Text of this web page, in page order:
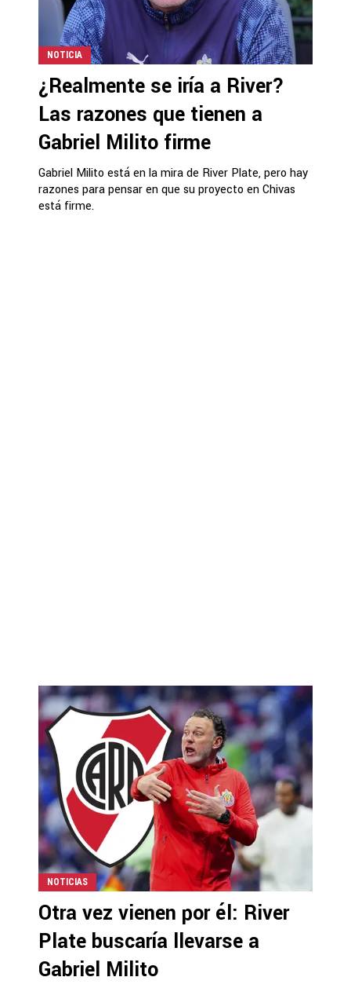
NOTICIA
¿Realmente se iría a River?
Las razones que tienen a
Gabriel Milito firme
Gabriel Milito está en la mira de River Plate, pero hay
razones para pensar en que su proyecto en Chivas
está firme.
NOTICIAS
Otra vez vienen por él: River
Plate buscaría llevarse a
Gabriel Milito